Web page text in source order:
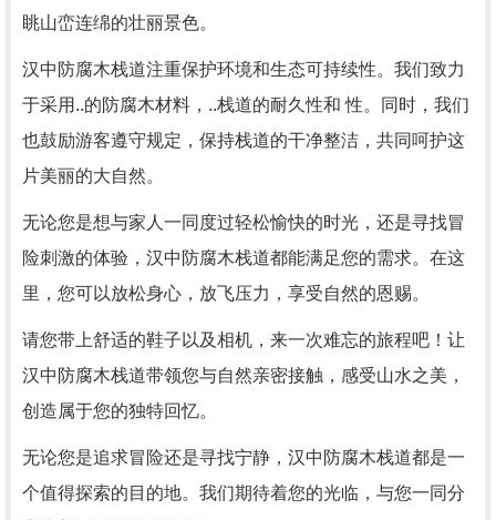
眺山峦连绵的壮丽景色。
汉中防腐木栈道注重保护环境和生态可持续性。我们致力
于采用..的防腐木材料，..栈道的耐久性和 性。同时，我们
也鼓励游客遵守规定，保持栈道的干净整洁，共同呵护这
片美丽的大自然。
无论您是想与家人一同度过轻松愉快的时光，还是寻找冒
险刺激的体验，汉中防腐木栈道都能满足您的需求。在这
里，您可以放松身心，放飞压力，享受自然的恩赐。
请您带上舒适的鞋子以及相机，来一次难忘的旅程吧！让
汉中防腐木栈道带领您与自然亲密接触，感受山水之美，
创造属于您的独特回忆。
无论您是追求冒险还是寻找宁静，汉中防腐木栈道都是一
个值得探索的目的地。我们期待着您的光临，与您一同分